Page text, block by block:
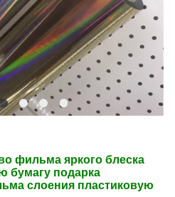
фильма яркого блеска
бумагу подарка
слоения пластиковую